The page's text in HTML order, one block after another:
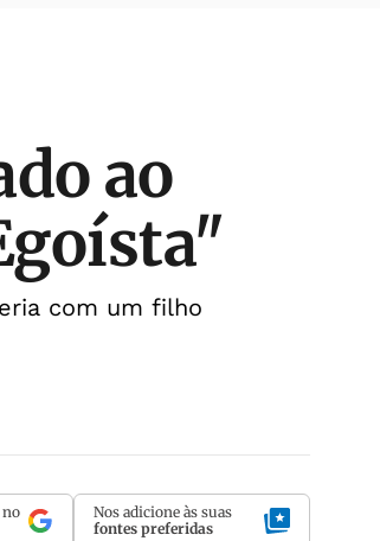
ao
com um filho
no
Nos adicione às suas
fontes preferidas